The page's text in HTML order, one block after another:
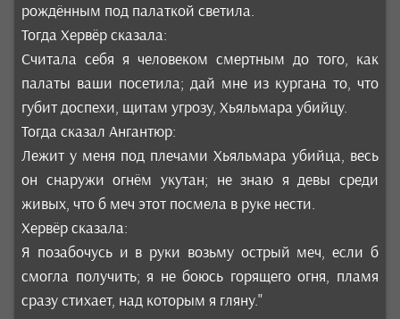
рождённым под палаткой светила.
Тогда Хервёр сказала:
Считала себя я человеком смертным до того, как
палаты ваши посетила; дай мне из кургана то, что
губит доспехи, щитам угрозу, Хьяльмара убийцу.
Тогда сказал Ангантюр:
Лежит у меня под плечами Хьяльмара убийца, весь
он снаружи огнём укутан; не знаю я девы среди
живых, что б меч этот посмела в руке нести.
Хервёр сказала:
Я позабочусь и в руки возьму острый меч, если б
смогла получить; я не боюсь горящего огня, пламя
сразу стихает, над которым я гляну."